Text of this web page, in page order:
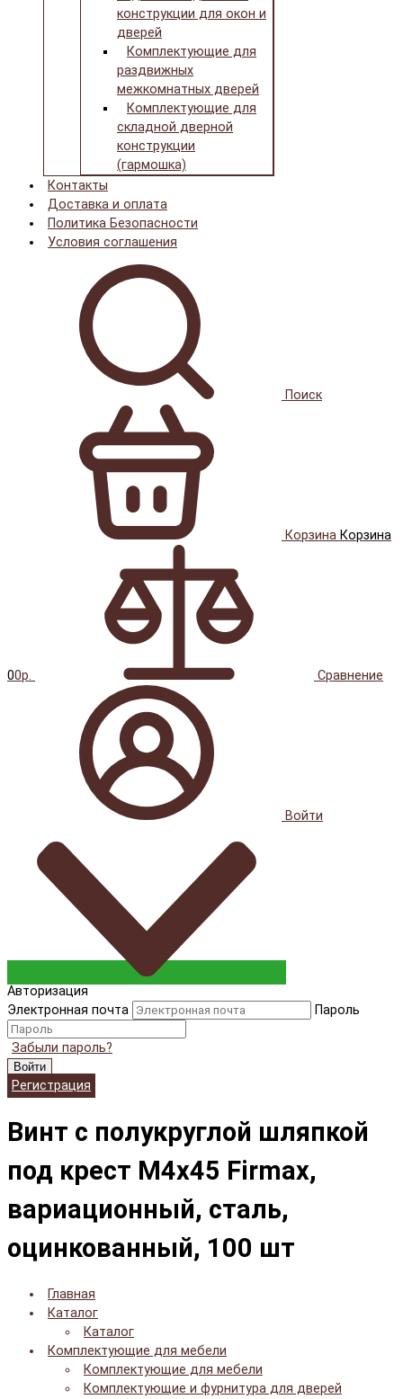
конструкции для окон и
дверей
Комплектующие для
раздвижных
межкомнатных дверей
Комплектующие для
складной дверной
конструкции
(гармошка)
Контакты
Доставка и оплата
Политика Безопасности
Условия соглашения
Поиск
Корзина Корзина
00р. Сравнение
Войти
Авторизация
Электронная почта
Пароль
Забыли пароль?
Войти
Регистрация
Винт с полукруглой шляпкой
под крест М4х45 Firmax,
вариационный, сталь,
оцинкованный, 100 шт
Главная
Каталог
Каталог
Комплектующие для мебели
Комплектующие для мебели
Комплектующие и фурнитура для дверей